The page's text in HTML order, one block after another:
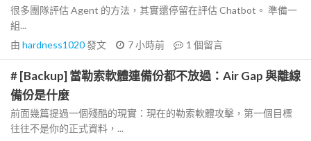
很多團隊評估 Agent 的方法，其實還停留在評估 Chatbot。 準備一
組...
由 hardness1020發文 7 小時前 1 個留言
# [Backup] 當勒索軟體連備份都不放過：Air Gap 與離線
備份是什麼
前面幾篇提過一個殘酷的現實：現在的勒索軟體攻擊，第一個目標
往往不是你的正式資料，...